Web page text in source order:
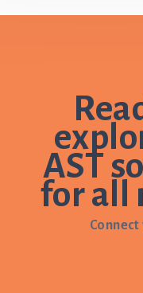
AST
for all